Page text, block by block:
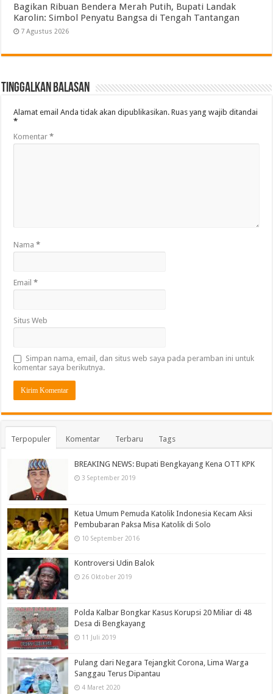
Bagikan Ribuan Bendera Merah Putih, Bupati Landak
Karolin: Simbol Penyatu Bangsa di Tengah Tantangan
7 Agustus 2026
Tinggalkan Balasan
Alamat email Anda tidak akan dipublikasikan. Ruas yang wajib ditandai
*
Komentar*
Nama*
Email*
Situs Web
Simpan nama, email, dan situs web saya pada peramban ini untuk
komentar saya berikutnya.
Terpopuler Komentar Terbaru Tags
BREAKING NEWS: Bupati Bengkayang Kena OTT KPK
3 September 2019
Ketua Umum Pemuda Katolik Indonesia Kecam Aksi
Pembubaran Paksa Misa Katolik di Solo
10 September 2016
Kontroversi Udin Balok
26 Oktober 2019
Polda Kalbar Bongkar Kasus Korupsi 20 Miliar di 48
Desa di Bengkayang
11 Juli 2019
Pulang dari Negara Tejangkit Corona, Lima Warga
Sanggau Terus Dipantau
4 Maret 2020